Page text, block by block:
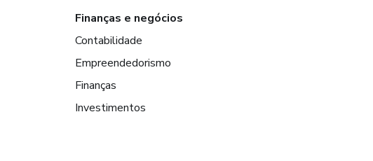
Finanças e negócios
Contabilidade
Empreendedorismo
Finanças
Investimentos